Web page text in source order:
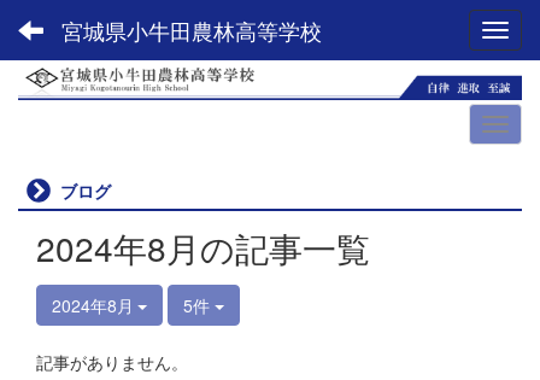
宮城県小牛田農林高等学校
ブログ
2024年8月の記事一覧
2024年8月 5件
記事がありません。